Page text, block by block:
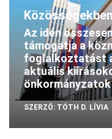
Az idén
támogatja a
foglalkoztatást
aktuális
SZERZŐ: TÓTH D. LÍVIA